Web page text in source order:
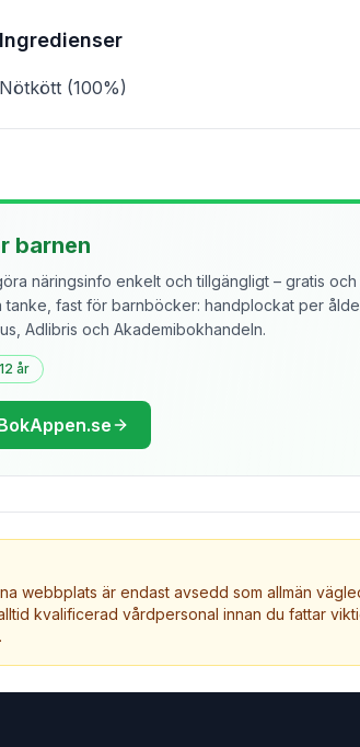
Ingredienser
Nötkött (100%)
barnen
näringsinfo enkelt och tillgängligt – gratis och
tanke, fast för barnböcker: handplockat per
Adlibris och Akademibokhandeln.
år
webbplats är endast avsedd som allmän
kvalificerad vårdpersonal innan du fattar